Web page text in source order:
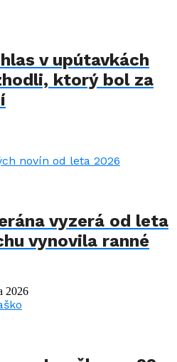
v upútavkách
ktorý bol za
vyzerá od leta
vynovila ranné
2026